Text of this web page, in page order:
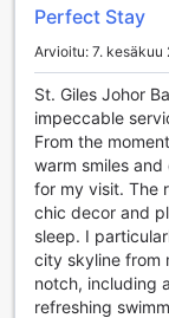
turvallisesti
Hotellin
sinua, olipa
suositukset tai
huoneissa sekä
yhteydessä
seuraavia
mahdollistaa
jotta voit nauttia
huolia.
siistinä ja
lomastasi täysin
Perfect Stay
Arvioitu: 7. kesäkuu
St. Giles Johor
impeccable
From the
warm smiles
for my visit. The
chic decor and
sleep. I
city skyline from
notch, including
refreshing